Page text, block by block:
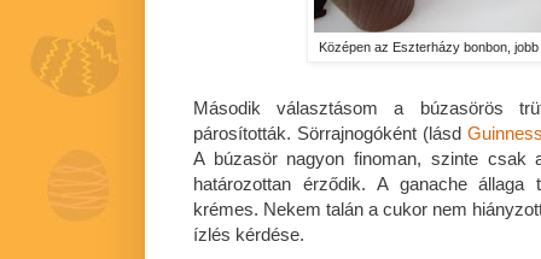
Középen az Eszterházy bonbon,
Második választásom a búzasörös
párosították. Sörrajnogóként (lásd
A búzasör nagyon finoman, szinte
határozottan érződik. A ganache
krémes. Nekem talán a cukor nem
ízlés kérdése.